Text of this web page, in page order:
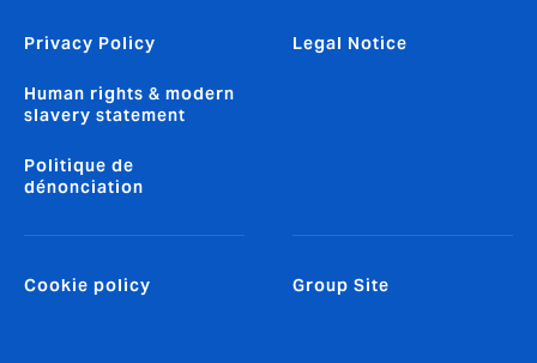
Privacy Policy
Human rights & modern
slavery statement
Politique de
dénonciation
Legal Notice
Cookie policy Group Site